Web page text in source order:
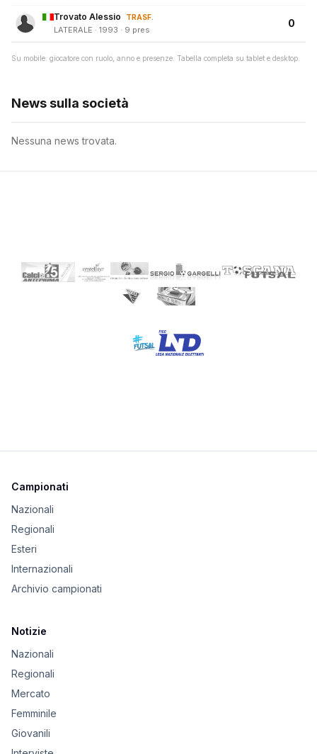
Trovato Alessio TRASF.
LATERALE · 1993 · 9 pres
0
Su mobile: giocatore con ruolo, anno e presenze. Tabella completa su tablet e desktop.
News sulla società
Nessuna news trovata.
Campionati
Nazionali
Regionali
Esteri
Internazionali
Archivio campionati
Notizie
Nazionali
Regionali
Mercato
Femminile
Giovanili